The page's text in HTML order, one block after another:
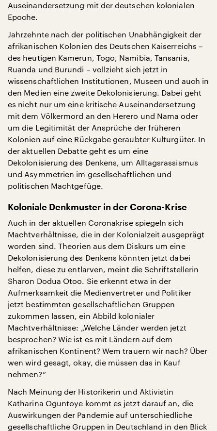
Auseinandersetzung mit der deutschen kolonialen
Epoche.
Jahrzehnte nach der politischen Unabhängigkeit der
afrikanischen Kolonien des Deutschen Kaiserreichs –
des heutigen Kamerun, Togo, Namibia, Tansania,
Ruanda und Burundi – vollzieht sich jetzt in
wissenschaftlichen Institutionen, Museen und auch in
den Medien eine zweite Dekolonisierung. Dabei geht
es nicht nur um eine kritische Auseinandersetzung
mit dem Völkermord an den Herero und Nama oder
um die Legitimität der Ansprüche der früheren
Kolonien auf eine Rückgabe geraubter Kulturgüter. In
der aktuellen Debatte geht es um eine
Dekolonisierung des Denkens, um Alltagsrassismus
und Asymmetrien im gesellschaftlichen und
politischen Machtgefüge.
Koloniale Denkmuster in der Corona-Krise
Auch in der aktuellen Coronakrise spiegeln sich
Machtverhältnisse, die in der Kolonialzeit ausgeprägt
worden sind. Theorien aus dem Diskurs um eine
Dekolonisierung des Denkens könnten jetzt dabei
helfen, diese zu entlarven, meint die Schriftstellerin
Sharon Dodua Otoo. Sie erkennt etwa in der
Aufmerksamkeit die Medienvertreter und Politiker
jetzt bestimmten gesellschaftlichen Gruppen
zukommen lassen, ein Abbild kolonialer
Machtverhältnisse: „Welche Länder werden jetzt
besprochen? Wie ist es mit Ländern auf dem
afrikanischen Kontinent? Wem trauern wir nach? Über
wen wird gesagt, okay, die müssen das in Kauf
nehmen?“
Nach Meinung der Historikerin und Aktivistin
Katharina Oguntoye kommt es jetzt darauf an, die
Auswirkungen der Pandemie auf unterschiedliche
gesellschaftliche Gruppen in Deutschland in den Blick